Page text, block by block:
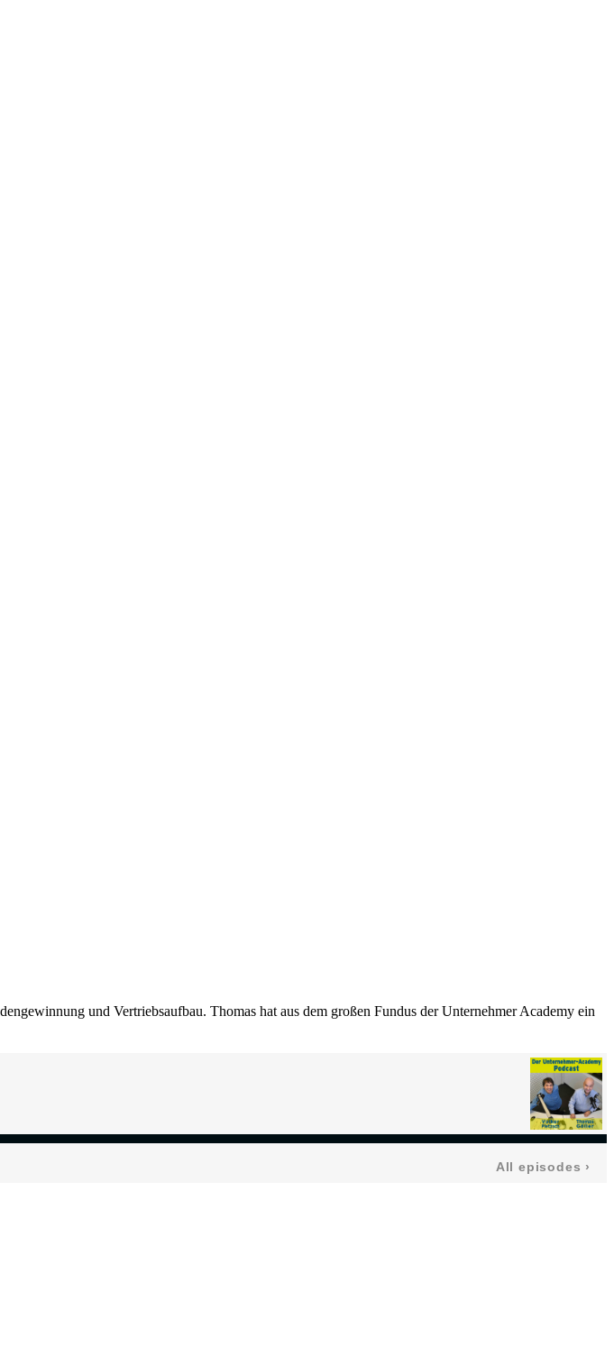
und Vertriebsaufbau. Thomas hat aus dem großen Fundus der Unternehmer Academy ein